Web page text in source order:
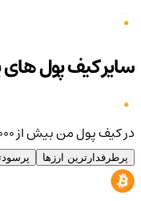
سایر کیف پول
در کیف پول من بیش از ۳,۰۰۰ ارز دیجیتال قابل معامله وجود دارد
پرطرفدارترین ارزها